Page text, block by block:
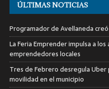
ÚLTIMAS NOTICIAS
Programador de Avellaneda
La Feria Emprender impulsa a
emprendedores locales
Tres de Febrero desregula
movilidad en el municipio